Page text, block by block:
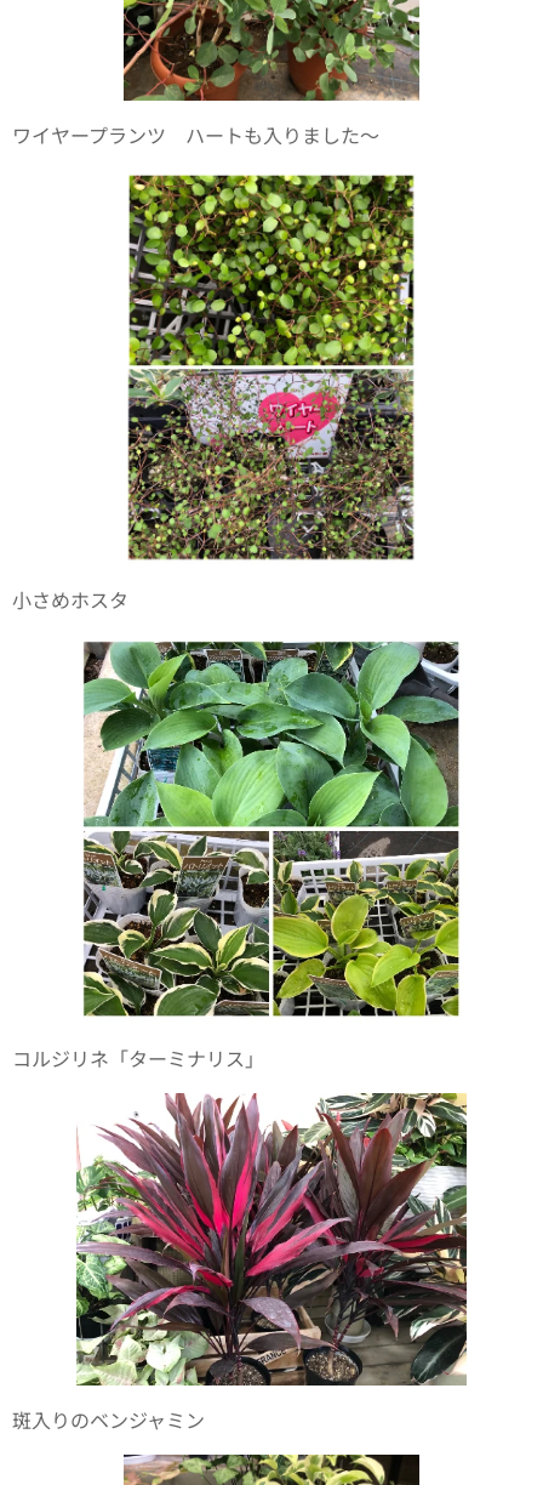
ワイヤープランツ ハートも入りました〜
小さめホスタ
コルジリネ「ターミナリス」
斑入りのベンジャミン